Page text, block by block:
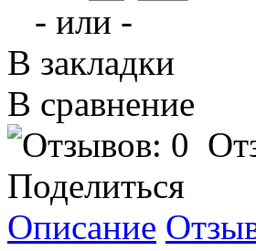
- или -
В закладки
В сравнение
Поделиться
Описание